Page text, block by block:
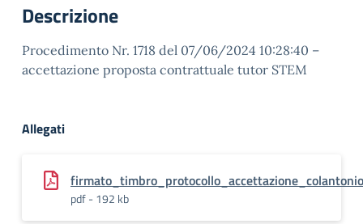
Descrizione
Procedimento Nr. 1718 del 07/06/2024 10:28:40 –
accettazione proposta contrattuale tutor STEM
Allegati
firmato_timbro_protocollo_accettazione_colantonio
pdf - 192 kb